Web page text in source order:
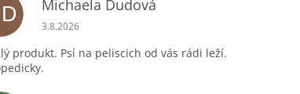
Michaela Dudová
Hodnocení obchodu je 5 z 5 hvězdiček.
3.8.2026
produkt. Psí na peliscich od vás rádi leží.